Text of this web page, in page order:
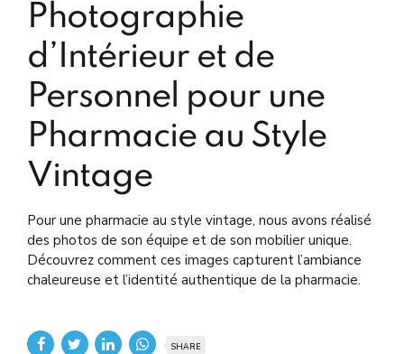
Photographie
d’Intérieur et de
Personnel pour une
Pharmacie au Style
Vintage
Pour une pharmacie au style vintage, nous avons réalisé
des photos de son équipe et de son mobilier unique.
Découvrez comment ces images capturent l’ambiance
chaleureuse et l’identité authentique de la pharmacie.
SHARE